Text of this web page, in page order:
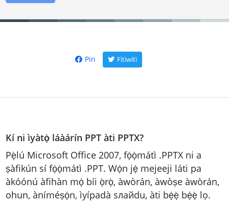
Pin Fìtìwítì
Kí ni ìyàtọ̀ láàárín PPT àti PPTX?
Pẹ̀lú Microsoft Office 2007, fọ́ọ̀mátì .PPTX ni a
ṣàfikún sí fọ́ọ̀mátì .PPT. Wọ́n jẹ́ mejeeji láti pa
àkóónú àfihàn mọ́ bíi ọ̀rọ̀, àwòrán, àwòṣe àwòrán,
ohun, àníméṣọ́n, ìyípadà sлайdu, àti bẹ́ẹ̀ bẹ́ẹ̀ lọ.